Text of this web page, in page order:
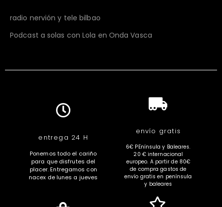
radio nervión y tele bilbao
Podcast a solas con Lola en Onda Vasca
entrega 24 H
Ponemos todo el cariño
para que disfrutes del
placer. Entregamos con
nacex de lunes a jueves
envío gratis
6€ PEnínsula y Baleares.
20 € internacional
europeo. A partir de 80€
de compra gastos de
envío gratis en península
y baleares